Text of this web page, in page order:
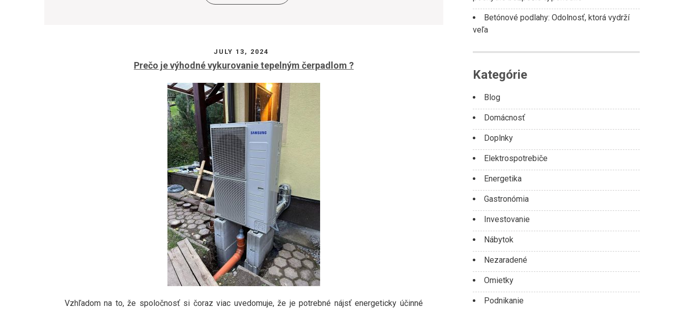
JULY 13, 2024
Prečo je výhodné vykurovanie tepelným čerpadlom ?
Vzhľadom na to, že spoločnosť si čoraz viac uvedomuje, že je potrebné nájsť energeticky účinné
Betónové podlahy: Odolnosť, ktorá vydrží
veľa
Kategórie
Blog
Domácnosť
Doplnky
Elektrospotrebiče
Energetika
Gastronómia
Investovanie
Nábytok
Nezaradené
Omietky
Podnikanie